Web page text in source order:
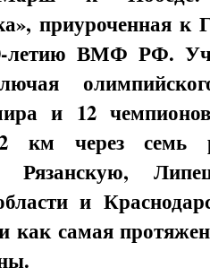
приуроченная к
летию ВМФ РФ.
и 12
км через семь
Рязанскую,
и
как самая